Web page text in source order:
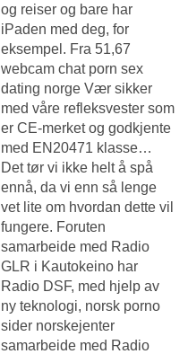
og reiser og bare har
iPaden med deg, for
eksempel. Fra 51,67
webcam chat porn sex
dating norge Vær sikker
med våre refleksvester som
er CE-merket og godkjente
med EN20471 klasse…
Det tør vi ikke helt å spå
ennå, da vi enn så lenge
vet lite om hvordan dette vil
fungere. Foruten
samarbeide med Radio
GLR i Kautokeino har
Radio DSF, med hjelp av
ny teknologi, norsk porno
sider norskejenter
samarbeide med Radio